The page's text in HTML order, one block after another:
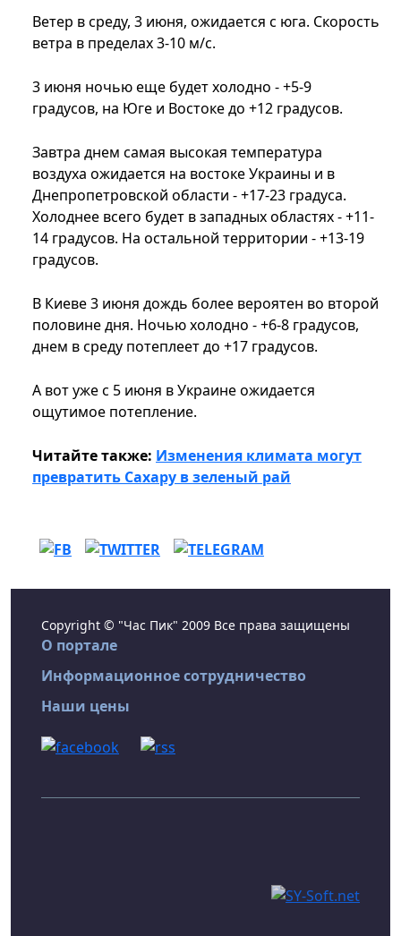
Ветер в среду, 3 июня, ожидается с юга. Скорость
ветра в пределах 3-10 м/с.
3 июня ночью еще будет холодно - +5-9
градусов, на Юге и Востоке до +12 градусов.
Завтра днем ​​самая высокая температура
воздуха ожидается на востоке Украины и в
Днепропетровской области - +17-23 градуса.
Холоднее всего будет в западных областях - +11-
14 градусов. На остальной территории - +13-19
градусов.
В Киеве 3 июня дождь более вероятен во второй
половине дня. Ночью холодно - +6-8 градусов,
днем ​​в среду потеплеет до +17 градусов.
А вот уже с 5 июня в Украине ожидается
ощутимое потепление.
Читайте также: Изменения климата могут
превратить Сахару в зеленый рай
Copyright © "Час Пик" 2009 Все права защищены
О портале
Информационное сотрудничество
Наши цены